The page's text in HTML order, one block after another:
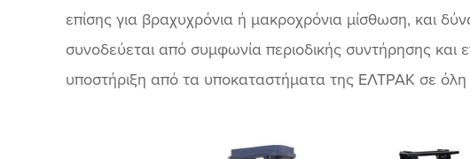
επίσης για βραχυχρόνια ή μακροχρόνια μίσθωση, και
συνοδεύεται από συμφωνία περιοδικής συντήρησης και
υποστήριξη από τα υποκαταστήματα της ΕΛΤΡΑΚ σε